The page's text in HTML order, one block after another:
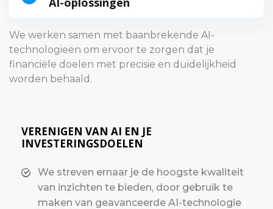
We werken samen met baanbrekende AI-
technologieën om ervoor te zorgen dat je
financiële doelen met precisie en duidelijkheid
worden behaald.
VERENIGEN VAN AI EN JE
INVESTERINGSDOELEN
We streven ernaar je de hoogste kwaliteit
van inzichten te bieden, door gebruik te
maken van geavanceerde AI-technologie